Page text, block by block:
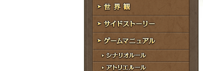
ス
ゲームガイド
世界観
サイドストーリー
ゲームマニュアル
シナリオルール